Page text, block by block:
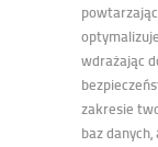
wdrażając
zakresie
baz